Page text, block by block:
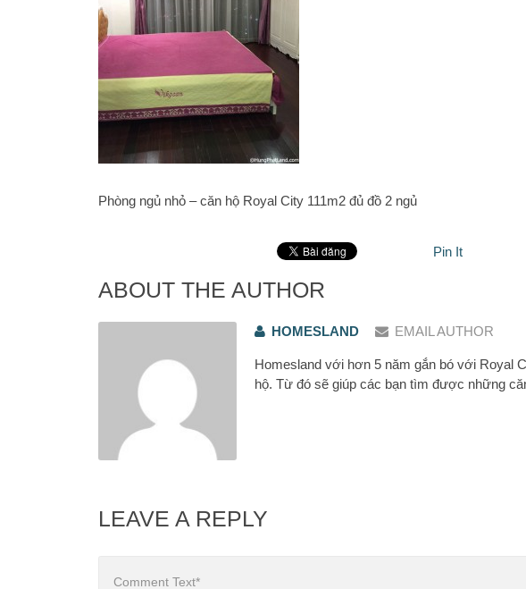
Phòng ngủ nhỏ – căn hộ Royal City 111m2 đủ đồ 2 ngủ
Pin It
ABOUT THE AUTHOR
HOMESLAND EMAIL AUTHOR
Homesland với hơn 5 năm gắn bó với Royal
hộ. Từ đó sẽ giúp các bạn tìm được những
LEAVE A REPLY